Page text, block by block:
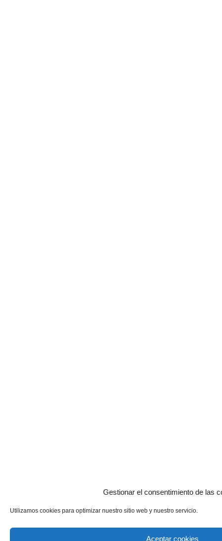
Gestionar el consentimiento de las
Utilizamos cookies para optimizar nuestro sitio web y nuestro servicio.
Aceptar cookies